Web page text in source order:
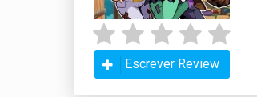
Escrever Review